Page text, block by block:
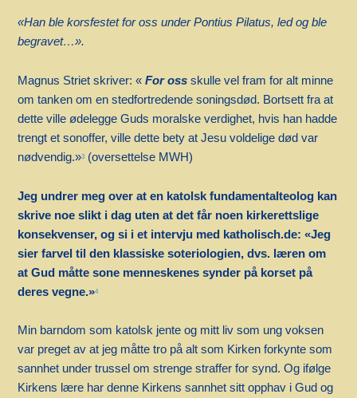
«Han ble korsfestet for oss under Pontius Pilatus, led og ble
begravet…».
Magnus Striet skriver: «For oss skulle vel fram for alt minne
om tanken om en stedfortredende soningsdød. Bortsett fra at
dette ville ødelegge Guds moralske verdighet, hvis han hadde
trengt et sonoffer, ville dette bety at Jesu voldelige død var
nødvendig.»3 (oversettelse MWH)
Jeg undrer meg over at en katolsk fundamentalteolog kan
skrive noe slikt i dag uten at det får noen kirkerettslige
konsekvenser, og si i et intervju med katholisch.de: «Jeg
sier farvel til den klassiske soteriologien, dvs. læren om
at Gud måtte sone menneskenes synder på korset på
deres vegne.»4
Min barndom som katolsk jente og mitt liv som ung voksen
var preget av at jeg måtte tro på alt som Kirken forkynte som
sannhet under trussel om strenge straffer for synd. Og ifølge
Kirkens lære har denne Kirkens sannhet sitt opphav i Gud og